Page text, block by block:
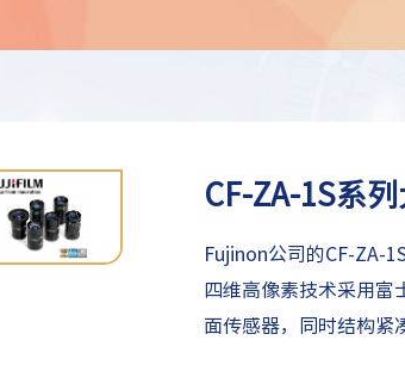
CF-ZA-1S系
Fujinon公司的CF-ZA-
四维高像素技术采用富
面传感器，同时结构紧